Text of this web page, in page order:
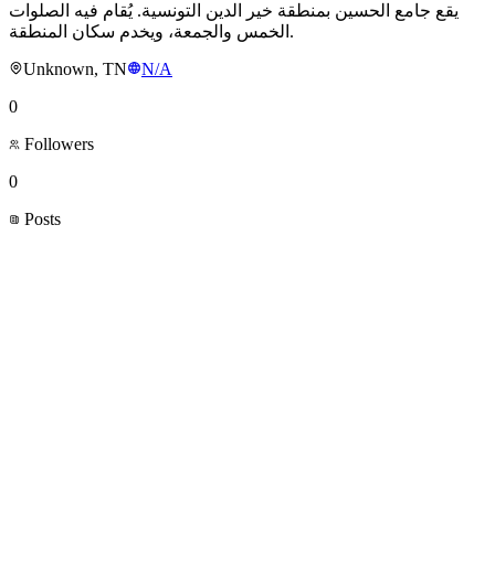
يقع جامع الحسين بمنطقة خير الدين التونسية. يُقام فيه الصلوات
الخمس والجمعة، ويخدم سكان المنطقة.
Unknown, TN
N/A
0
Followers
0
Posts